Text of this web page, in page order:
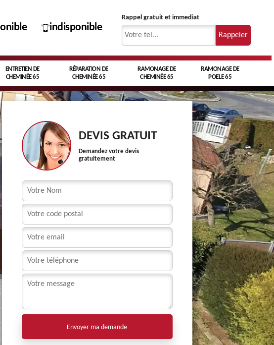
indisponible
Rappel gratuit et immediat
ENTRETIEN DE
CHEMINÉE 65
RÉPARATION DE
CHEMINÉE 65
RAMONAGE DE
CHEMINÉE 65
RAMONAGE DE
POELE 65
DEVIS GRATUIT
Demandez votre devis
gratuitement